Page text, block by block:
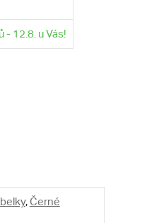
- 12.8. u Vás!
,Černé